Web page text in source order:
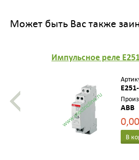
Может быть Вас также
Импульсное реле
ABB
В